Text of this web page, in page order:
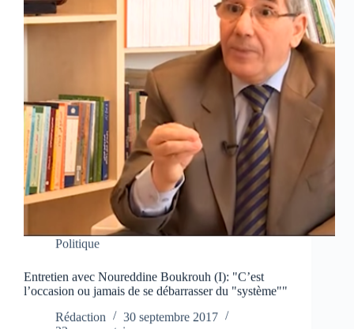
Politique
Entretien avec Noureddine Boukrouh (I): "C’est
l’occasion ou jamais de se débarrasser du "système""
Rédaction
30 septembre 2017